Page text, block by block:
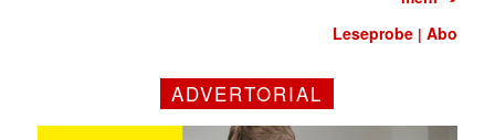
Leseprobe |Abo
ADVERTORIAL